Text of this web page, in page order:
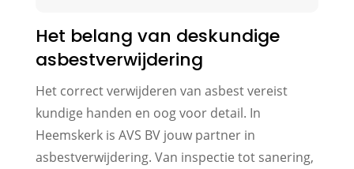
Het belang van deskundige
asbestverwijdering
Het correct verwijderen van asbest vereist
kundige handen en oog voor detail. In
Heemskerk is AVS BV jouw partner in
asbestverwijdering. Van inspectie tot sanering,